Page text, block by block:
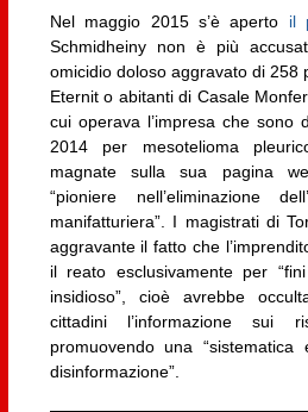
Nel maggio 2015 s’è aperto il
Schmidheiny non è più
omicidio doloso aggravato di 258
Eternit o abitanti di Casale
cui operava l’impresa che sono
2014 per mesotelioma
magnate sulla sua pagina
“pioniere nell’eliminazione
manifatturiera”. I magistrati di
aggravante il fatto che
il reato esclusivamente per
insidioso”, cioè avrebbe
cittadini l’informazione sui
promuovendo una
disinformazione”.